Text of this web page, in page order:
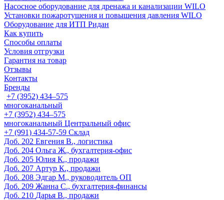
Насосное оборудование для дренажа и канализации WILO
Установки пожаротушения и повышения давления WILO
Оборудование для ИТП Ридан
Как купить
Способы оплаты
Условия отгрузки
Гарантия на товар
Отзывы
Контакты
Бренды
+7 (3952) 434‒575
многоканальный
+7 (3952) 434‒575
многоканальный Центральный офис
‎+7 (991) 434-57-59 Склад
Доб. 202 Евгения В., логистика
Доб. 204 Ольга Ж., бухгалтерия-офис
Доб. 205 Юлия К., продажи
Доб. 207 Артур К., продажи
Доб. 208 Эдгар М., руководитель ОП
Доб. 209 Жанна С., бухгалтерия-финансы
Доб. 210 Дарья В., продажи